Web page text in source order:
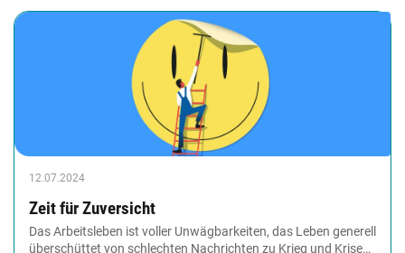
12.07.2024
Zeit für Zuversicht
Das Arbeitsleben ist voller Unwägbarkeiten, das Leben generell
überschüttet von schlechten Nachrichten zu Krieg und Krisen.